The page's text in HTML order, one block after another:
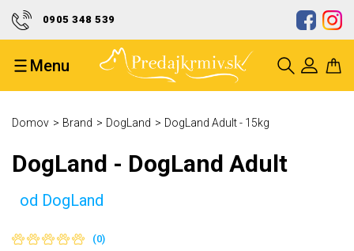
0905 348 539
Doprava zdarma od 50 eur
Ocenenie kvality a spoľahlivosti
Menu
Domov Brand DogLand DogLand Adult - 15kg
DogLand - DogLand Adult
od DogLand
(0)